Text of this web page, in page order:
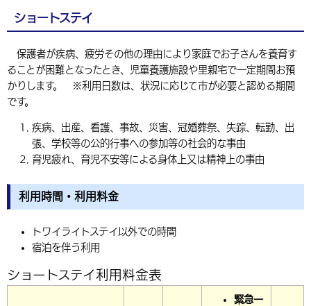
ショートステイ
保護者が疾病、疲労その他の理由により家庭でお子さんを養育す
ることが困難となったとき、児童養護施設や里親宅で一定期間お預
かりします。 ※利用日数は、状況に応じて市が必要と認める期間
です。
疾病、出産、看護、事故、災害、冠婚葬祭、失踪、転勤、出
張、学校等の公的行事への参加等の社会的な事由
育児疲れ、育児不安等による身体上又は精神上の事由
利用時間・利用料金
トワイライトステイ以外での時間
宿泊を伴う利用
ショートステイ利用料金表
緊急一